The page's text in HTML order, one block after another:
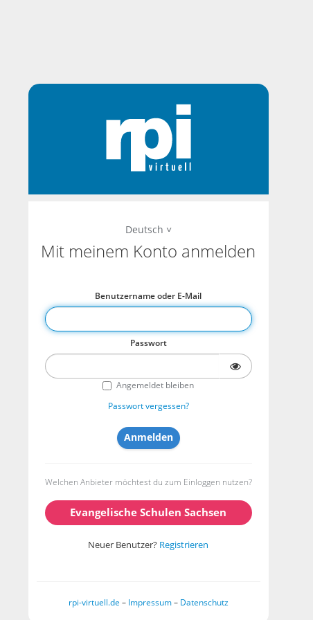
Deutsch
Mit meinem Konto anmelden
Benutzername oder E-Mail
Passwort
Angemeldet bleiben
Passwort vergessen?
Welchen Anbieter möchtest du zum Einloggen nutzen?
Evangelische Schulen Sachsen
Neuer Benutzer? Registrieren
rpi-virtuell.de – Impressum – Datenschutz